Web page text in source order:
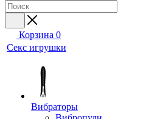
Корзина 0
Секс игрушки
Вибраторы